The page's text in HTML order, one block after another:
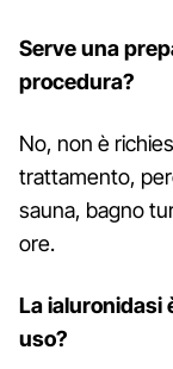
Serve una
procedura?
No, non è
trattamento,
sauna, bagno
ore.
La ialuronidasi
uso?